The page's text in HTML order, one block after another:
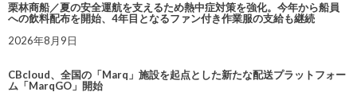
栗林商船／夏の安全運航を支えるため熱中症対策を強化。今年から船員
への飲料配布を開始、4年目となるファン付き作業服の支給も継続
2026年8月9日
CBcloud、全国の「Marq」施設を起点とした新たな配送プラットフォー
ム「MarqGO」開始